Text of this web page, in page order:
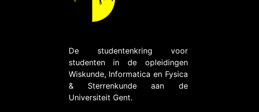
De studentenkring voor
studenten in de opleidingen
Wiskunde, Informatica en Fysica
& Sterrenkunde aan de
Universiteit Gent.